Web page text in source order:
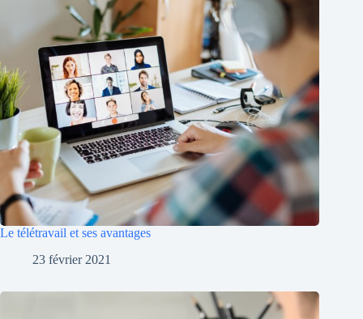
Le télétravail et ses avantages
23 février 2021